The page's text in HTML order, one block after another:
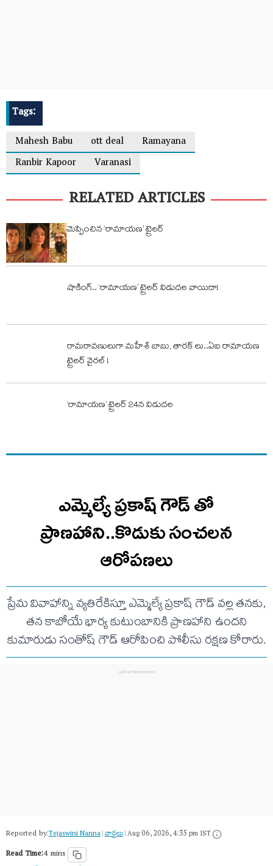
Tags:
Mahesh Babu
ott deal
Ramayana
Ranbir Kapoor
Varanasi
RELATED ARTICLES
మెప్పించిన ‘రామాయణ’ ట్రైలర్
షాకింగ్.. ‘రామాయణ’ ట్రైలర్ విడుదల వాయిదా!
రామరావణులుగా మహేశ్ బాబు, తారక్ లు..ఏఐ రామాయణ
ట్రైలర్ వైరల్ !
‘రామాయణ’ ట్రైలర్ 24న విడుదల
ఎమ్మెల్యే ప్రకాష్ గౌడ్ తో
ప్రాణహాని..కొడుకు సంచలన
ఆరోపణలు
ప్రేమ వివాహాన్ని వ్యతిరేకిస్తూ ఎమ్మెల్యే ప్రకాష్ గౌడ్ వల్ల తనకు,
తన కాబోయే భార్య కుటుంబానికి ప్రాణహాని ఉందని
కుమారుడు సంతోష్ గౌడ్ ఆరోపించి పోలీసు రక్షణ కోరారు.
Reported by:Tejaswini Nanna|వార్త‌లు|Aug 06, 2026, 4:35 pm IST
Read Time:4 mins